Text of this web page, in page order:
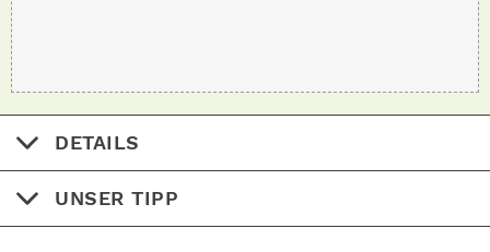
DETAILS
UNSER TIPP